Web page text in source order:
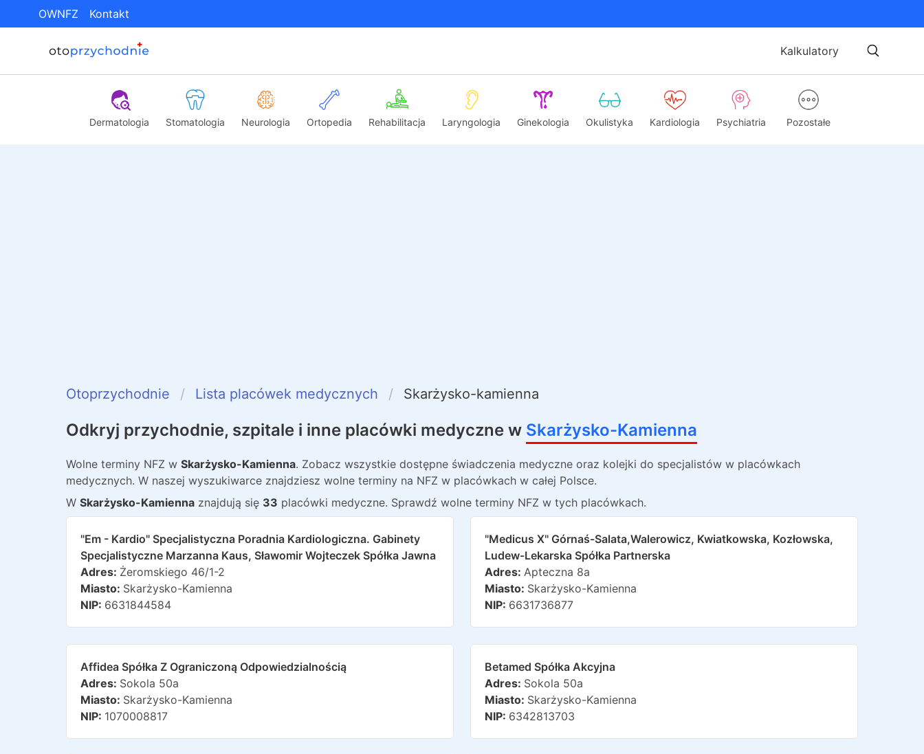
OWNFZ Kontakt
Kalkulatory
Dermatologia Stomatologia Neurologia Ortopedia Rehabilitacja Laryngologia Ginekologia Okulistyka Kardiologia Psychiatria Pozostałe
Otoprzychodnie Lista placówek medycznych Skarżysko-kamienna
Odkryj przychodnie, szpitale i inne placówki medyczne w Skarżysko-Kamienna
Wolne terminy NFZ w Skarżysko-Kamienna. Zobacz wszystkie dostępne świadczenia medyczne oraz kolejki do specjalistów w placówkach
medycznych. W naszej wyszukiwarce znajdziesz wolne terminy na NFZ w placówkach w całej Polsce.
W Skarżysko-Kamienna znajdują się 33 placówki medyczne. Sprawdź wolne terminy NFZ w tych placówkach.
"em - Kardio" Specjalistyczna Poradnia Kardiologiczna. Gabinety
Specjalistyczne Marzanna Kaus, Sławomir Wojteczek Spółka Jawna
Adres: Żeromskiego 46/1-2
Miasto: Skarżysko-Kamienna
NIP: 6631844584
"medicus X" Górnaś-Salata,walerowicz, Kwiatkowska, Kozłowska,
Ludew-Lekarska Spółka Partnerska
Adres: Apteczna 8a
Miasto: Skarżysko-Kamienna
NIP: 6631736877
Affidea Spółka Z Ograniczoną Odpowiedzialnością
Adres: Sokola 50a
Miasto: Skarżysko-Kamienna
NIP: 1070008817
Betamed Spółka Akcyjna
Adres: Sokola 50a
Miasto: Skarżysko-Kamienna
NIP: 6342813703